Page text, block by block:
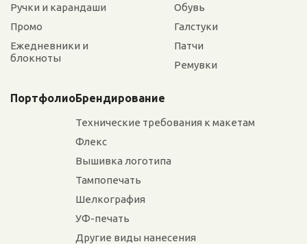
Ручки и карандаши
Промо
Ежедневники и
блокноты
Обувь
Галстуки
Патчи
Ремувки
ПортфолиоБрендирование
Технические требования к макетам
Флекс
Вышивка логотипа
Тампопечать
Шелкография
УФ-печать
Другие виды нанесения